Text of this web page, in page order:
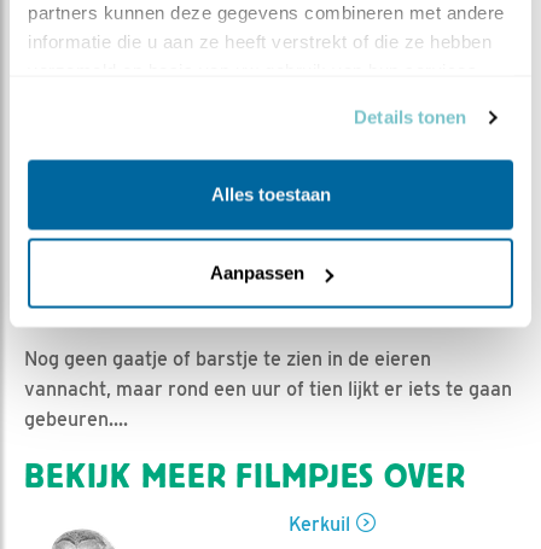
partners kunnen deze gegevens combineren met andere
informatie die u aan ze heeft verstrekt of die ze hebben
Details tonen
Alles toestaan
Aanpassen
Eerste riedeltje?
Ed Hoogkamer | Geplaatst op 8 mei 2021, 10:52 |
Vind ik leuk| Bewaar dit filmpje|
653x
Nog geen gaatje of barstje te zien in de eieren
vannacht, maar rond een uur of tien lijkt er iets te gaan
gebeuren....
BEKIJK MEER FILMPJES OVER
Kerkuil